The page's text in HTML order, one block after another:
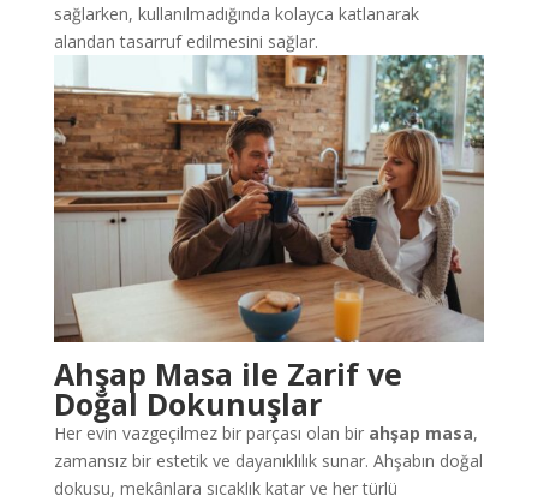
sağlarken, kullanılmadığında kolayca katlanarak
alandan tasarruf edilmesini sağlar.
Ahşap Masa ile Zarif ve
Doğal Dokunuşlar
Her evin vazgeçilmez bir parçası olan bir ahşap masa,
zamansız bir estetik ve dayanıklılık sunar. Ahşabın doğal
dokusu, mekânlara sıcaklık katar ve her türlü